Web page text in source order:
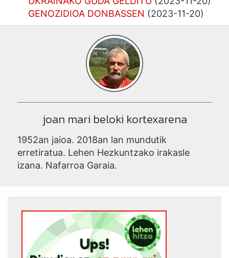
GENOZIDIOA DONBASSEN (2023-11-20)
joan mari beloki kortexarena
1952an jaioa. 2018an lan mundutik
erretiratua. Lehen Hezkuntzako irakasle
izana. Nafarroa Garaia.